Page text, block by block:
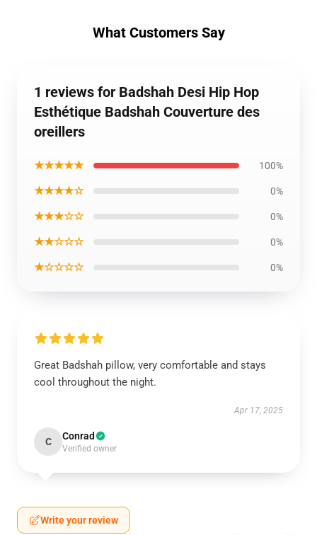
What Customers Say
1 reviews for Badshah Desi Hip Hop
Esthétique Badshah Couverture des
oreillers
★★★★★ 100%
★★★★☆ 0%
★★★☆☆ 0%
★★☆☆☆ 0%
★☆☆☆☆ 0%
Great Badshah pillow, very comfortable and stays
cool throughout the night.
Apr 17, 2025
C Conrad
Verified owner
Write your review